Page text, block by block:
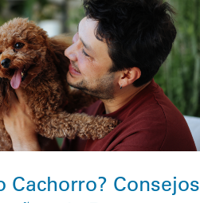
Cachorro? Consejos